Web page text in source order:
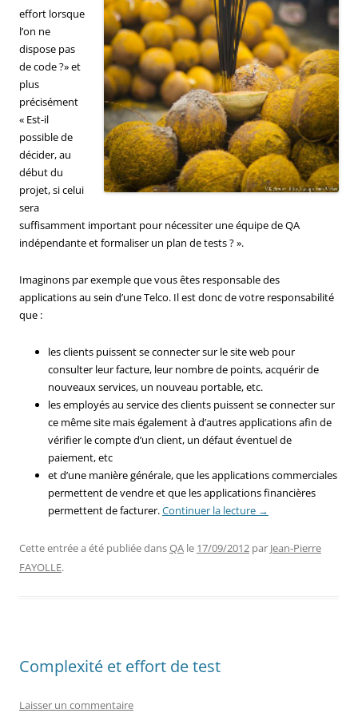
effort lorsque
l’on ne
dispose pas
de code ?» et
plus
précisément
« Est-il
possible de
décider, au
début du
projet, si celui
sera
suffisamment important pour nécessiter une équipe de QA
indépendante et formaliser un plan de tests ? ».
Imaginons par exemple que vous êtes responsable des
applications au sein d’une Telco. Il est donc de votre responsabilité
que :
les clients puissent se connecter sur le site web pour
consulter leur facture, leur nombre de points, acquérir de
nouveaux services, un nouveau portable, etc.
les employés au service des clients puissent se connecter sur
ce même site mais également à d’autres applications afin de
vérifier le compte d’un client, un défaut éventuel de
paiement, etc
et d’une manière générale, que les applications commerciales
permettent de vendre et que les applications financières
permettent de facturer.Continuer la lecture →
Cette entrée a été publiée dansQA le 17/09/2012 par Jean-Pierre
FAYOLLE.
Complexité et effort de test
Laisser un commentaire